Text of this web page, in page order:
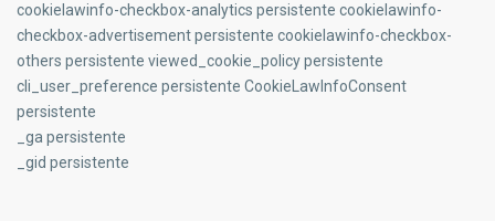
cookielawinfo-checkbox-analytics persistente cookielawinfo-
checkbox-advertisement persistente cookielawinfo-checkbox-
others persistente viewed_cookie_policy persistente
cli_user_preference persistente CookieLawInfoConsent
persistente
_ga persistente
_gid persistente